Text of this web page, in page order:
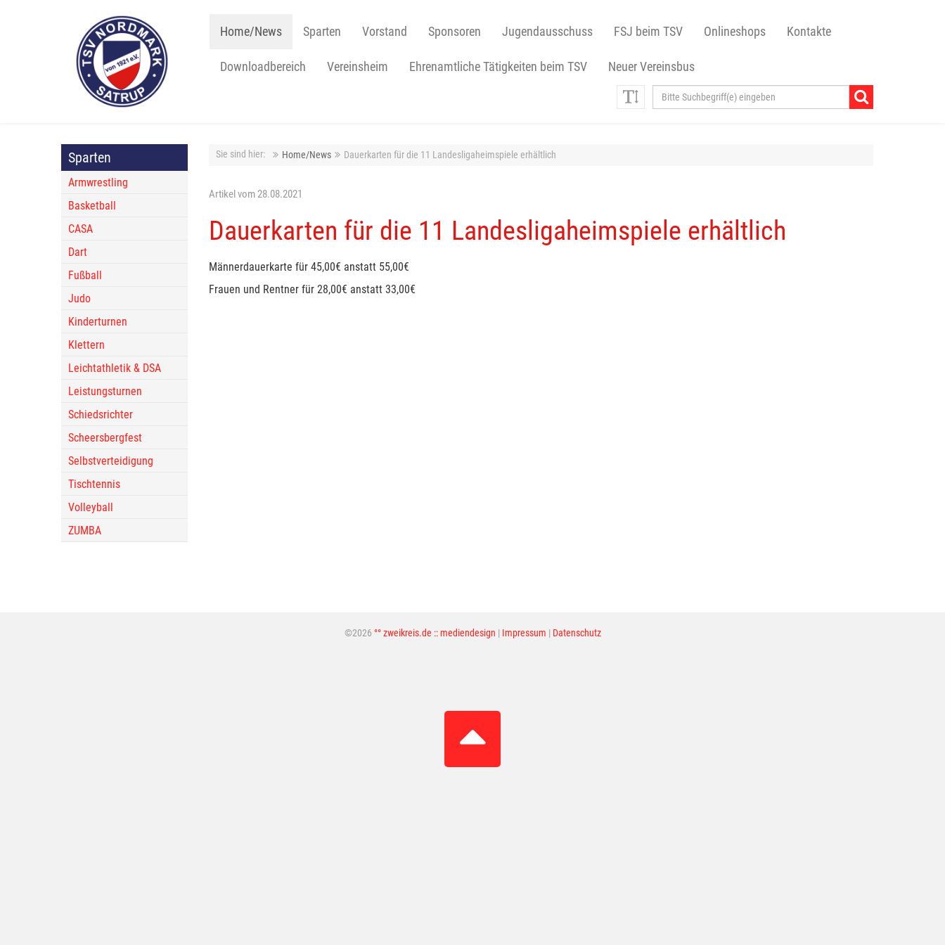
Home/News Sparten Vorstand Sponsoren Jugendausschuss FSJ beim TSV Onlineshops Kontakte
Downloadbereich Vereinsheim Ehrenamtliche Tätigkeiten beim TSV Neuer Vereinsbus
Sie sind hier: Home/News Dauerkarten für die 11 Landesligaheimspiele erhältlich
Artikel vom 28.08.2021
Dauerkarten für die 11 Landesligaheimspiele erhältlich
Männerdauerkarte für 45,00€ anstatt 55,00€
Frauen und Rentner für 28,00€ anstatt 33,00€
Sparten
Armwrestling
Basketball
CASA
Dart
Fußball
Judo
Kinderturnen
Klettern
Leichtathletik & DSA
Leistungsturnen
Schiedsrichter
Scheersbergfest
Selbstverteidigung
Tischtennis
Volleyball
ZUMBA
©2026 °° zweikreis.de :: mediendesign | Impressum | Datenschutz